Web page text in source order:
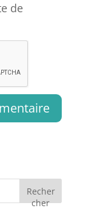
de
Recher
cher